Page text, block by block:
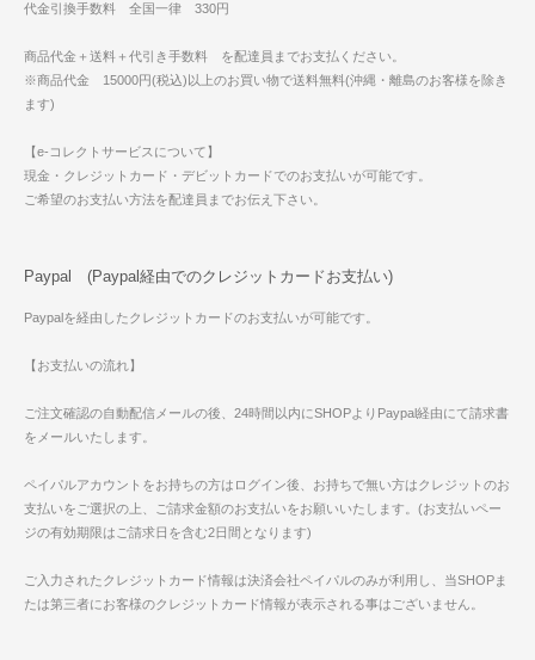
代金引換手数料 全国一律 330円
商品代金＋送料＋代引き手数料 を配達員までお支払ください。
※商品代金 15000円(税込)以上のお買い物で送料無料(沖縄・離島のお客様を除き
ます)
【e-コレクトサービスについて】
現金・クレジットカード・デビットカードでのお支払いが可能です。
ご希望のお支払い方法を配達員までお伝え下さい。
Paypal (Paypal経由でのクレジットカードお支払い)
Paypalを経由したクレジットカードのお支払いが可能です。
【お支払いの流れ】
ご注文確認の自動配信メールの後、24時間以内にSHOPよりPaypal経由にて請求書
をメールいたします。
ペイパルアカウントをお持ちの方はログイン後、お持ちで無い方はクレジットのお
支払いをご選択の上、ご請求金額のお支払いをお願いいたします。(お支払いペー
ジの有効期限はご請求日を含む2日間となります)
ご入力されたクレジットカード情報は決済会社ペイパルのみが利用し、当SHOPま
たは第三者にお客様のクレジットカード情報が表示される事はございません。